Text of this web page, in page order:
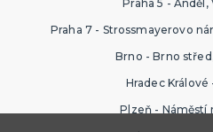
Praha 5 - Anděl,
Praha 7 - Strossmayerovo
Brno - Brno
Hradec Králové
Plzeň - Náměstí